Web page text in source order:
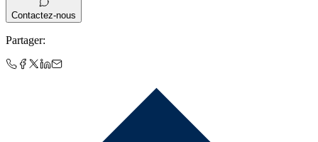
Contactez-nous
Partager: